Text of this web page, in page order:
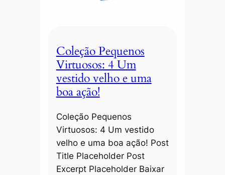
Coleção Pequenos
Virtuosos: 4 Um
vestido velho e uma
boa ação!
Coleção Pequenos
Virtuosos: 4 Um vestido
velho e uma boa ação! Post
Title Placeholder Post
Excerpt Placeholder Baixar